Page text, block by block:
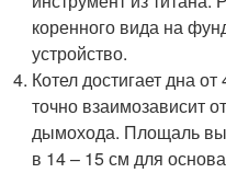
коренного вида на
устройство.
Котел достигает дна
точно взаимозависит
дымохода. Площаль
в 14 – 15 см для